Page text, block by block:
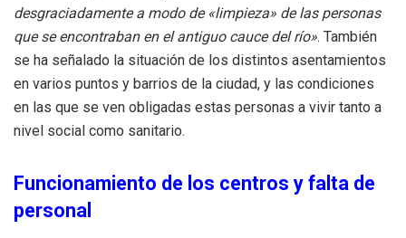
desgraciadamente a modo de «limpieza» de las personas
que se encontraban en el antiguo cauce del río». También
se ha señalado la situación de los distintos asentamientos
en varios puntos y barrios de la ciudad, y las condiciones
en las que se ven obligadas estas personas a vivir tanto a
nivel social como sanitario.
Funcionamiento de los centros y falta de
personal